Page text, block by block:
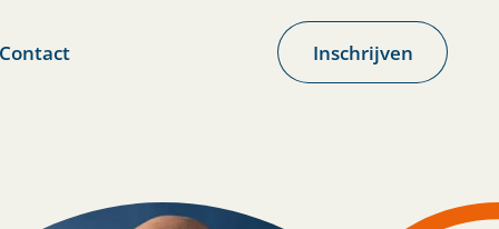
Inschrijven